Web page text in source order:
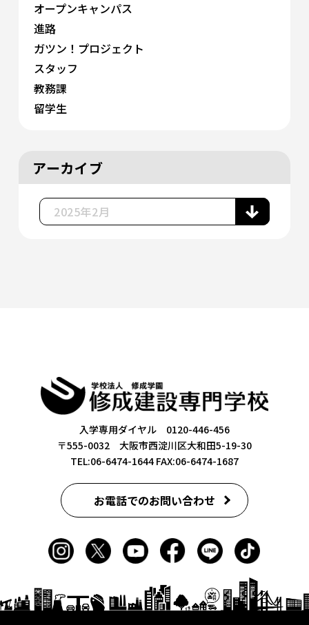
オープンキャンパス
進路
ガツン！プロジェクト
スタッフ
教務課
留学生
アーカイブ
入学専用ダイヤル 0120-446-456
〒555-0032 大阪市西淀川区大和田5-19-30
TEL:06-6474-1644FAX:06-6474-1687
お電話でのお問い合わせ